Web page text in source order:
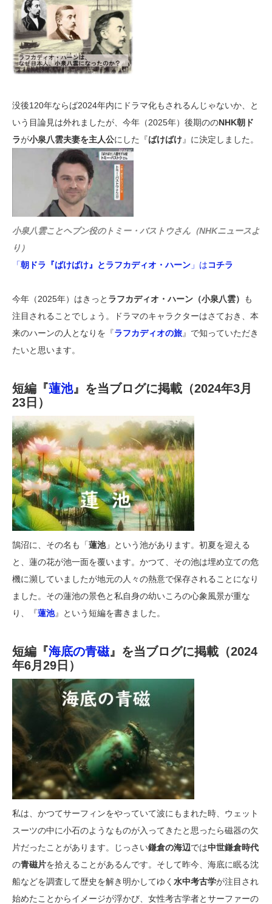
没後120年ならば2024年内にドラマ化もされるんじゃないか、と
いう目論見は外れましたが、今年（2025年）後期ののNHK朝ド
ラが小泉八雲夫妻を主人公にした『ばけばけ』に決定しました。
小泉八雲ことヘブン役のトミー・バストウさん（NHKニュースよ
り）
「朝ドラ『ばけばけ』とラフカディオ・ハーン 」はコチラ
今年（2025年）はきっと ラフカディオ・ハーン（小泉八雲）
も
注目されることでしょう。ドラマのキャラクターはさておき、本
来のハーンの人となりを『ラフカディオの旅』で知っていただき
たいと思います。
短編『蓮池』を当ブログに掲載（2024年3月
23日）
鵠沼に、その名も「蓮池」という池があります。初夏を迎える
と、蓮の花が池一面を覆います。かつて、その池は埋め立ての危
機に瀕していましたが地元の人々の熱意で保存されることになり
ました。その蓮池の景色と私自身の幼いころの心象風景が重な
り、『蓮池』という短編を書きました。
短編『海底の青磁』を当ブログに掲載（2024
年6月29日）
私は、かつてサーフィンをやっていて波にもまれた時、ウェット
スーツの中に小石のようなものが入ってきたと思ったら磁器の欠
片だったことがあります。じっさい鎌倉の海辺では中世鎌倉時代
の青磁片を拾えることがあるんです。そして昨今、海底に眠る沈
船などを調査して歴史を解き明かしてゆく 水中考古学が注目され
始めたことからイメージが浮かび、女性考古学者とサーファーの